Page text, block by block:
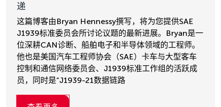
递
这篇博客由Bryan Hennessy撰写，将为您提供SAE
J1939标准委员会所讨论议题的最新进展。Bryan是一
位深耕CAN诊断、船舶电子和半导体领域的工程师。
他也是美国汽车工程师协会（SAE）卡车与大型客车
控制和通信网络委员会、J1939标准工作组的活跃成
员，同时是“J1939-21数据链路